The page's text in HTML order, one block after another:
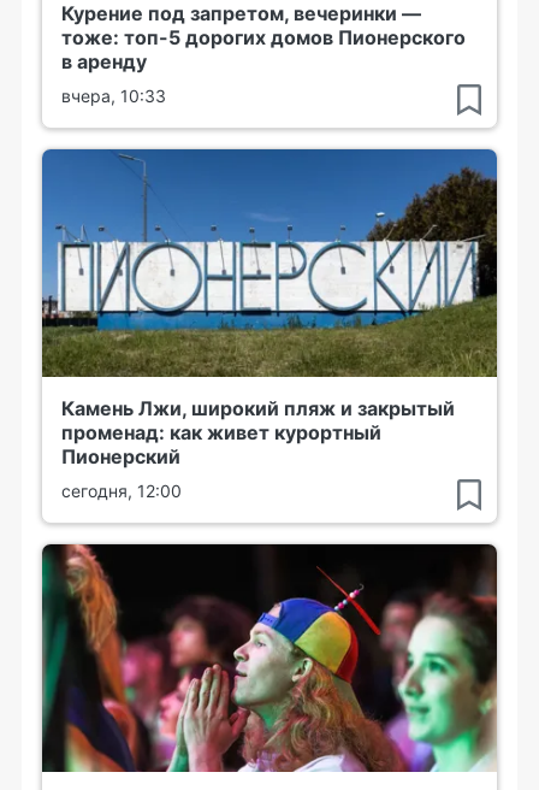
Курение под запретом, вечеринки —
тоже: топ-5 дорогих домов Пионерского
в аренду
вчера, 10:33
Камень Лжи, широкий пляж и закрытый
променад: как живет курортный
Пионерский
сегодня, 12:00